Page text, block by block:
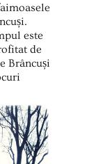
este
de
Brâncuși